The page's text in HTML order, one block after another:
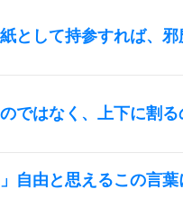
として持参すれば、邪
ではなく、上下に割る
自由と思えるこの言